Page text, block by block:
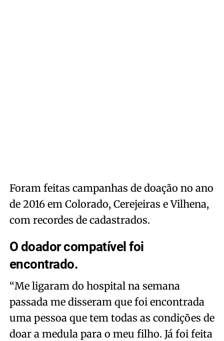
Foram feitas campanhas de doação no ano
de 2016 em Colorado, Cerejeiras e Vilhena,
com recordes de cadastrados.
O doador compatível foi
encontrado.
“Me ligaram do hospital na semana
passada me disseram que foi encontrada
uma pessoa que tem todas as condições de
doar a medula para o meu filho. Já foi feita